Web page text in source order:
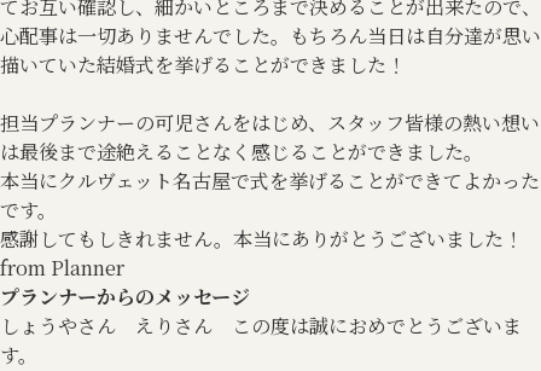
てお互い確認し、細かいところまで決めることが出来たので、
心配事は一切ありませんでした。もちろん当日は自分達が思い
描いていた結婚式を挙げることができました！
担当プランナーの可児さんをはじめ、スタッフ皆様の熱い想い
は最後まで途絶えることなく感じることができました。
本当にクルヴェット名古屋で式を挙げることができてよかった
です。
感謝してもしきれません。本当にありがとうございました！
from Planner
プランナーからのメッセージ
しょうやさん えりさん この度は誠におめでとうございま
す。